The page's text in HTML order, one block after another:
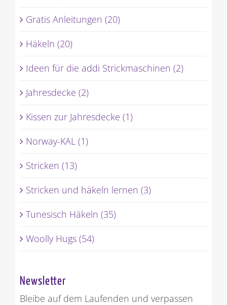
Gratis Anleitungen (20)
Häkeln (20)
Ideen für die addi Strickmaschinen (2)
Jahresdecke (2)
Kissen zur Jahresdecke (1)
Norway-KAL (1)
Stricken (13)
Stricken und häkeln lernen (3)
Tunesisch Häkeln (35)
Woolly Hugs (54)
Newsletter
Bleibe auf dem Laufenden und verpassen